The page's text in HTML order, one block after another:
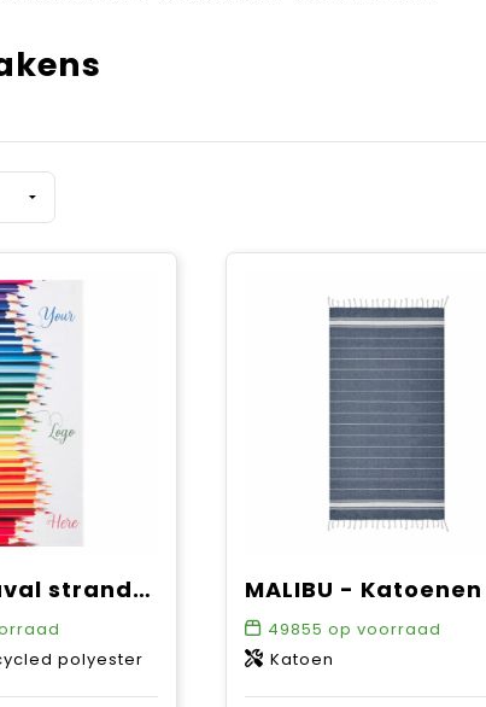
Sophie Muval strandhanddoek rPET microvezel, 180x100cm, 250 gr/m²
polyester
49855 op voorraad
Katoen